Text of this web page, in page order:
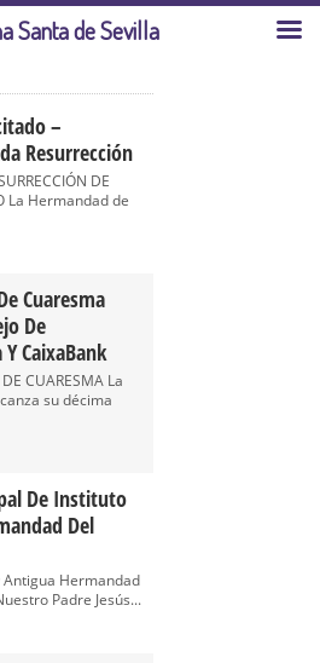
–
Resurrección
DE
La Hermandad de
Cuaresma
De
CaixaBank
CUARESMA La
su décima
De Instituto
Del
Antigua Hermandad
Padre Jesús...
Santa de Sevilla